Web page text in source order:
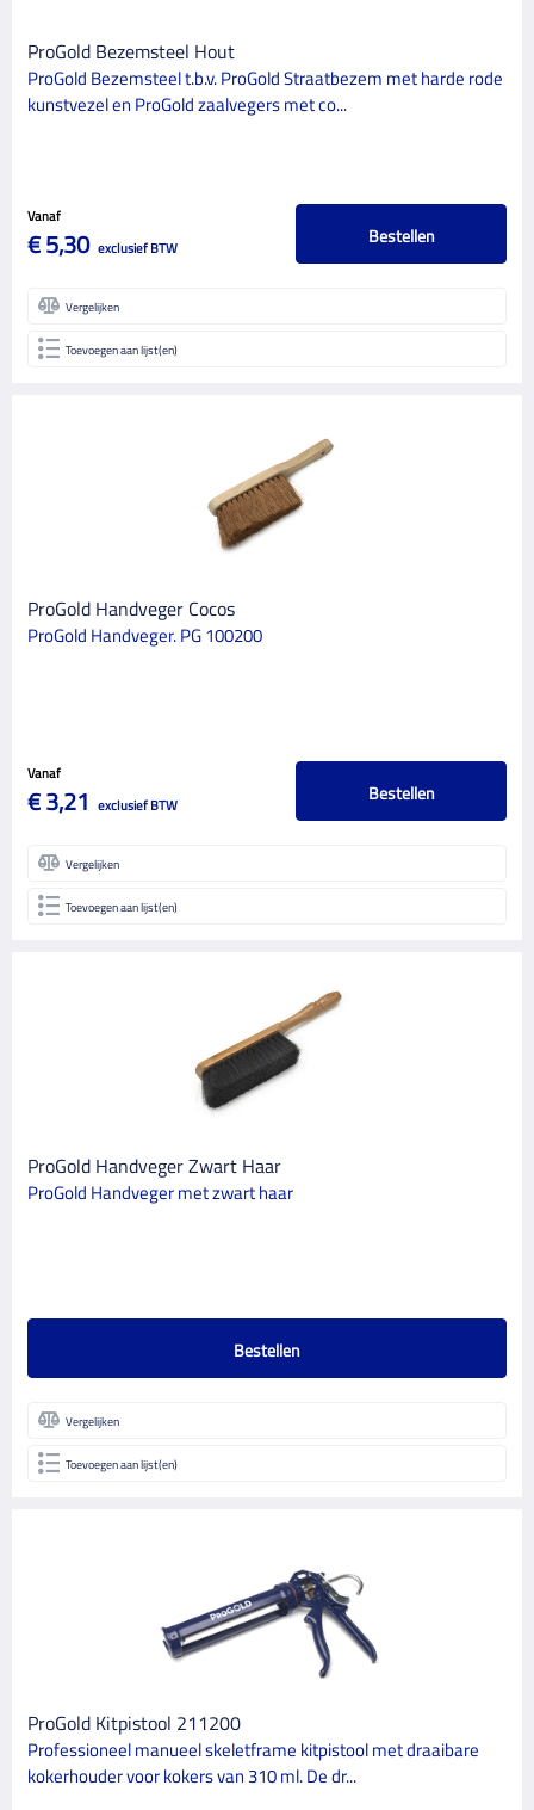
ProGold Bezemsteel Hout
ProGold Bezemsteel t.b.v. ProGold Straatbezem met harde rode
kunstvezel en ProGold zaalvegers met co...
Vanaf
€ 5,30 exclusief BTW Bestellen
Vergelijken
Toevoegen aan lijst(en)
ProGold Handveger Cocos
ProGold Handveger. PG 100200
Vanaf
€ 3,21 exclusief BTW Bestellen
Vergelijken
Toevoegen aan lijst(en)
ProGold Handveger Zwart Haar
ProGold Handveger met zwart haar
Bestellen
Vergelijken
Toevoegen aan lijst(en)
ProGold Kitpistool 211200
Professioneel manueel skeletframe kitpistool met draaibare
kokerhouder voor kokers van 310 ml. De dr...